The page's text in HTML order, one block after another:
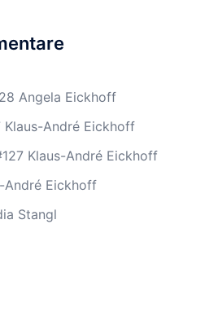
Angela Eickhoff
Klaus-André Eickhoff
Klaus-André Eickhoff
André Eickhoff
Stangl